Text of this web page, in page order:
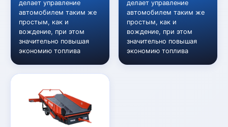
делает управление
автомобилем таким же
простым, как и
вождение, при этом
значительно повышая
экономию топлива
делает управление
автомобилем таким же
простым, как и
вождение, при этом
значительно повышая
экономию топлива